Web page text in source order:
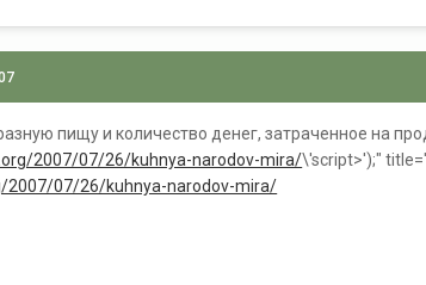
пищу и количество денег, затраченное на
2007/07/26/kuhnya-narodov-mira/\'script>');" title='
2007/07/26/kuhnya-narodov-mira/